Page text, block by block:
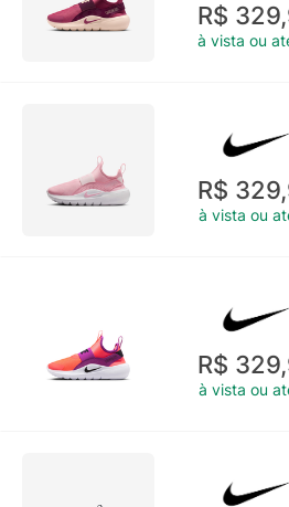
R$
à vista ou
R$
à vista ou
R$
à vista ou